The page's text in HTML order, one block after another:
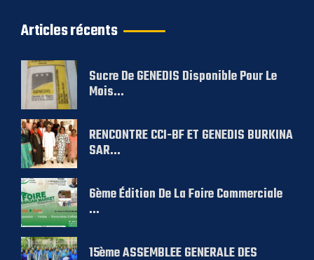
Articles récents
Sucre De GENEDIS Disponible Pour Le
Mois...
RENCONTRE CCI-BF ET GENEDIS BURKINA
SAR...
6ème Édition De La Foire Commerciale
...
15ème ASSEMBLEE GENERALE DES